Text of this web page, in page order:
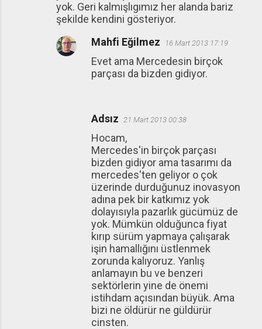
yok. Geri kalmışlıgımız her alanda bariz
şekilde kendini gösteriyor.
Mahfi Eğilmez 16 Mart 2013 17:19
Evet ama Mercedesin birçok
parçası da bizden gidiyor.
Adsız 21 Mart 2013 00:38
Hocam,
Mercedes'in birçok parçası
bizden gidiyor ama tasarımı da
mercedes'ten geliyor o çok
üzerinde durduğunuz inovasyon
adına pek bir katkımız yok
dolayısıyla pazarlık gücümüz de
yok. Mümkün olduğunca fiyat
kırıp sürüm yapmaya çalışarak
işin hamallığını üstlenmek
zorunda kalıyoruz. Yanlış
anlamayın bu ve benzeri
sektörlerin yine de önemi
istihdam açısından büyük. Ama
bizi ne öldürür ne güldürür
cinsten.